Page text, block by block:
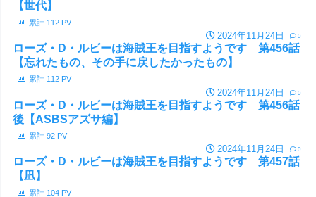
【世代】
累計 112 PV
2024年11月24日 0
ローズ・D・ルビーは海賊王を目指すようです 第456話
【忘れたもの、その手に戻したかったもの】
累計 112 PV
2024年11月24日 0
ローズ・D・ルビーは海賊王を目指すようです 第456話
後【ASBSアズサ編】
累計 92 PV
2024年11月24日 0
ローズ・D・ルビーは海賊王を目指すようです 第457話
【凪】
累計 104 PV